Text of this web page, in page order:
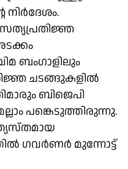
സത്യപ്രതിജ്ഞ
ബംഗാളിലും
ചടങ്ങുകളില്‍
ബിജെപി
പങ്കെടുത്തിരുന്നു.
ഗവർണർ മുന്നോട്ട്